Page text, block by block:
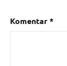
Komentar*